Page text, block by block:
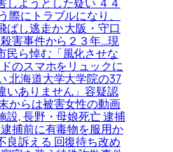
しようとした疑い ４４
際にトラブルになり、
ばし逃走か 大阪・守口
害事件から２３年…現
民ら悼む「風化させな
のスマホをリュックに
北海道大学大学院の37
いありません」容疑認
からは被害女性の動画
設, 長野・母娘死亡 逮捕
捕前に有毒物を服用か
良訴える 回復待ち改め